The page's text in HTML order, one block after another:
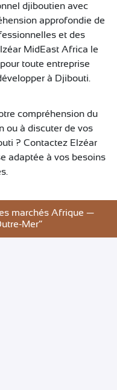
djiboutien avec
approfondie de
et des
MidEast Africa le
toute entreprise
à Djibouti.
compréhension du
ou à discuter de vos
? Contactez Elzéar
adaptée à vos besoins
marchés Afrique —
Mer”